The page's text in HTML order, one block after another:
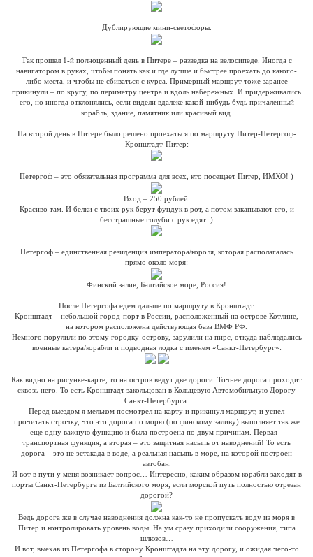
Дублирующие мини-светофоры.
Так прошел 1-й полноценный день в Питере – разведка на велосипеде. Иногда с
навигатором в руках, чтобы понять как и где лучше и быстрее проехать до какого-
либо места, и чтобы не сбиваться с курса. Примерный маршрут тоже заранее
прикинули – по кругу, по периметру центра и вдоль набережных. И придерживались
его, но иногда отклонялись, если видели вдалеке какой-нибудь будь причаленный
корабль, здание, памятник или красивый вид.
На второй день в Питере было решено проехаться по маршруту Питер-Петергоф-
Кронштадт-Питер:
Петергоф – это обязательная программа для всех, кто посещает Питер, ИМХО! )
Вход – 250 рублей.
Красиво там. И белки с твоих рук берут фундук в рот, а потом закапывают его, и
бесстрашные голуби с рук едят :)
Петергоф – единственная резиденция императора/короля, которая располагалась
прямо около моря:
Финский залив, Балтийское море, Россия!
После Петергофа едем дальше по маршруту в Кронштадт.
Кронштадт – небольшой город-порт в России, расположенный на острове Котлине,
на котором расположена действующая база ВМФ РФ.
Немного порулили по этому городку-острову, зарулили на пирс, откуда наблюдались
военные катера/корабли и подводная лодка с именем «Санкт-Петербург»:
Как видно на рисунке-карте, то на остров ведут две дороги. Точнее дорога проходит
сквозь него. То есть Кронштадт закольцован в Кольцевую Автомобильную Дорогу
Санкт-Петербурга.
Перед выездом я мельком посмотрел на карту и прикинул маршрут, и успел
прочитать строчку, что это дорога по морю (по финскому заливу) выполняет так же
еще одну важную функцию и была построена по двум причинам. Первая –
транспортная функция, а вторая – это защитная насыпь от наводнений! То есть
дорога – это не эстакада в воде, а реальная насыпь в море, на которой построен
автобан.
И вот в пути у меня возникает вопрос… Интересно, каким образом корабли заходят в
порты Санкт-Петербурга из Балтийского моря, если морской путь полностью отрезан
дорогой?
Ведь дорога же в случае наводнения должна как-то не пропускать воду из моря в
Питер и контролировать уровень воды. На ум сразу приходили сооружения, типа
шлюзов…
И вот, выехав из Петергофа в сторону Кронштадта на эту дорогу, и ожидая чего-то